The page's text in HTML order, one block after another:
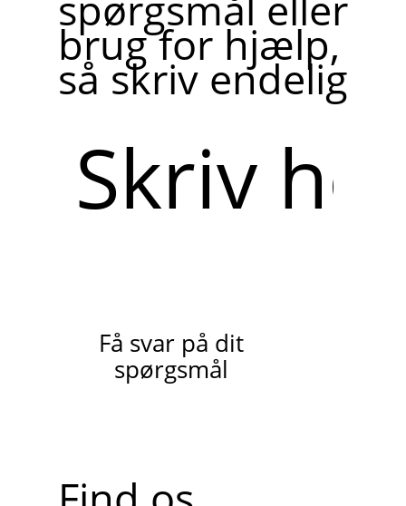
brug for hjælp,
så skriv endelig
her
Få svar på dit
spørgsmål